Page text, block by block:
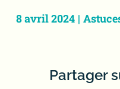
8 avril 2024 |
Partager